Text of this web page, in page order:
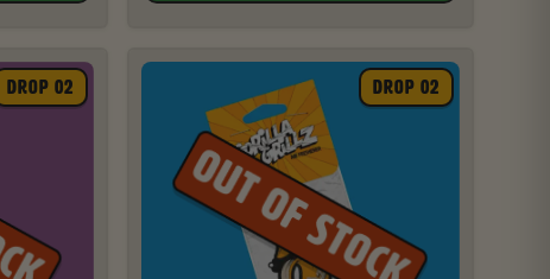
DROP 02 DROP 02